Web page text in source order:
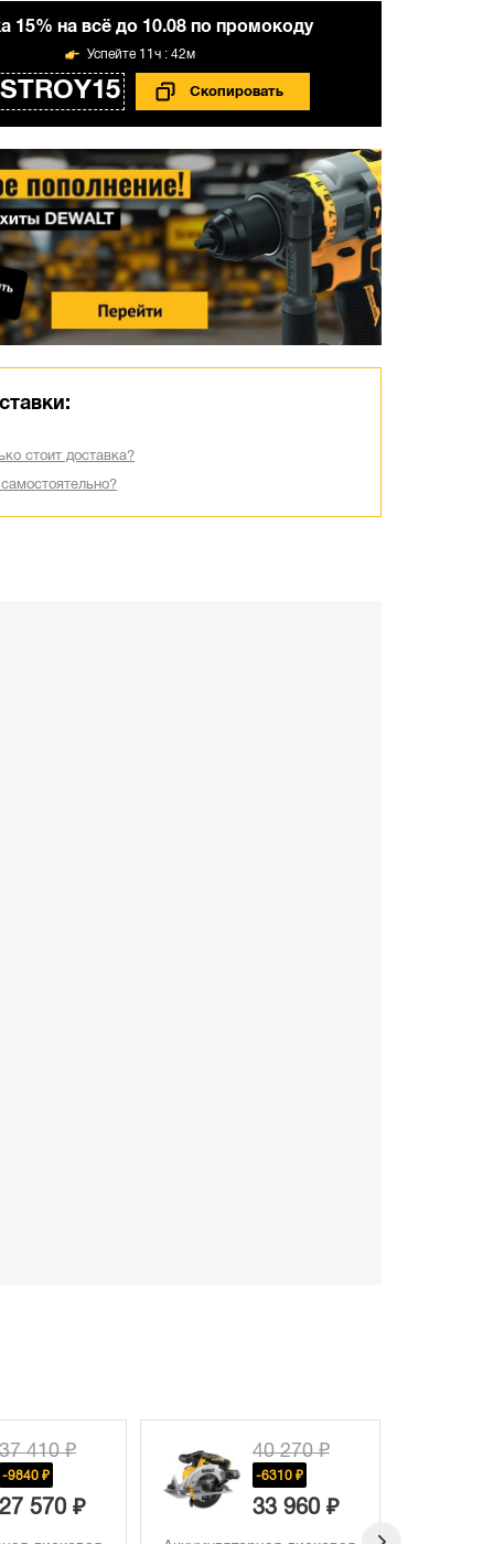
15% на всё до 10.08 по промокоду
11ч : 42м
стоит доставка?
40 270 ₽
-6310 ₽
33 960 ₽
46 020 ₽
-11030 ₽
34 990 ₽